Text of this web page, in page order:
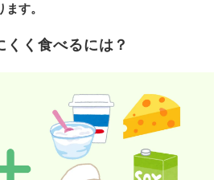
す。
くく食べるには？